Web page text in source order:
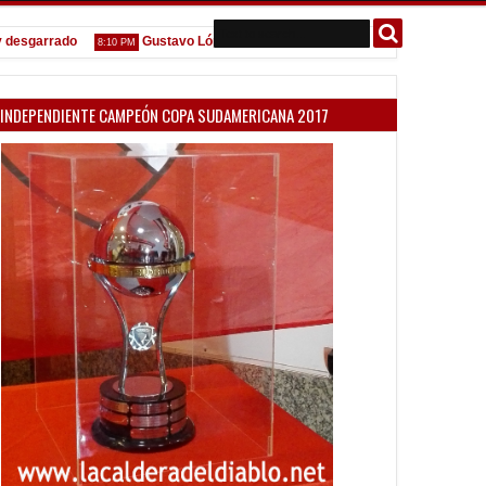
8:10 PM Gustavo López: "La diferencia entre Vélez e Independiente
INDEPENDIENTE CAMPEÓN COPA SUDAMERICANA 2017